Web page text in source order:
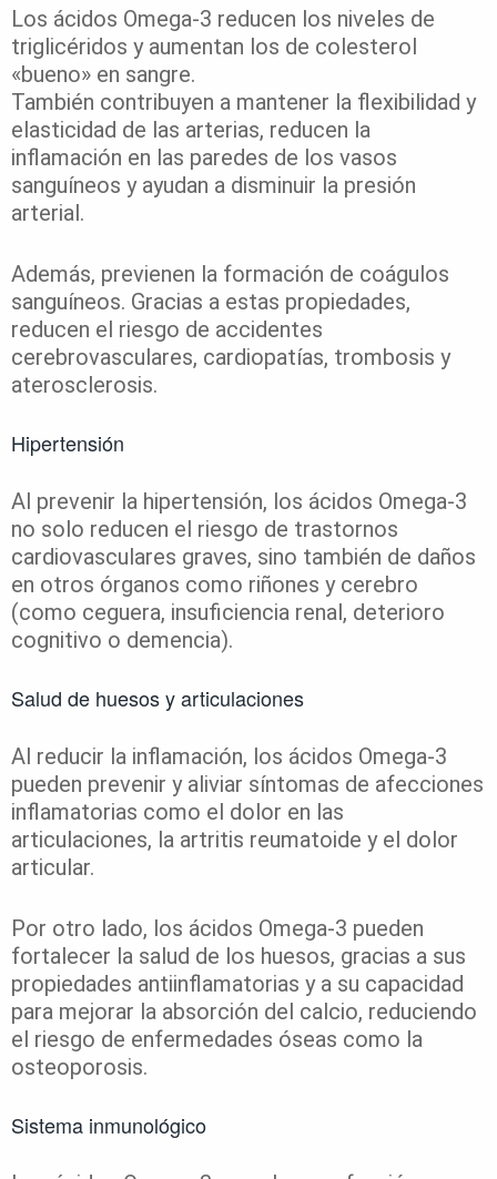
Los ácidos Omega-3 reducen los niveles de
triglicéridos y aumentan los de colesterol
«bueno» en sangre.
También contribuyen a mantener la flexibilidad y
elasticidad de las arterias, reducen la
inflamación en las paredes de los vasos
sanguíneos y ayudan a disminuir la presión
arterial.
Además, previenen la formación de coágulos
sanguíneos. Gracias a estas propiedades,
reducen el riesgo de accidentes
cerebrovasculares, cardiopatías, trombosis y
aterosclerosis.
Hipertensión
Al prevenir la hipertensión, los ácidos Omega-3
no solo reducen el riesgo de trastornos
cardiovasculares graves, sino también de daños
en otros órganos como riñones y cerebro
(como ceguera, insuficiencia renal, deterioro
cognitivo o demencia).
Salud de huesos y articulaciones
Al reducir la inflamación, los ácidos Omega-3
pueden prevenir y aliviar síntomas de afecciones
inflamatorias como el dolor en las
articulaciones, la artritis reumatoide y el dolor
articular.
Por otro lado, los ácidos Omega-3 pueden
fortalecer la salud de los huesos, gracias a sus
propiedades antiinflamatorias y a su capacidad
para mejorar la absorción del calcio, reduciendo
el riesgo de enfermedades óseas como la
osteoporosis.
Sistema inmunológico